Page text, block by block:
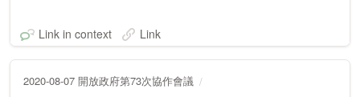
Link in context Link
2020-08-07 開放政府第73次協作會議